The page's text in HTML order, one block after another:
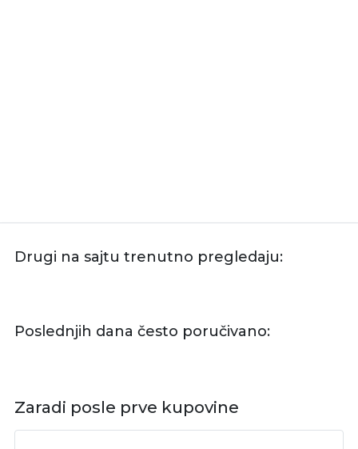
Drugi na sajtu trenutno pregledaju:
Poslednjih dana često poručivano:
Zaradi posle prve kupovine